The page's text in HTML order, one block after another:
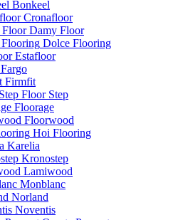
Bonkeel
Cronafloor
Damy Floor
Dolce Flooring
Estafloor
Fargo
Firmfit
Floor Step
Floorage
Floorwood
Hoi Flooring
Karelia
Kronostep
Lamiwood
Monblanc
Norland
Noventis